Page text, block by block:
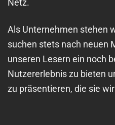
Netz.
Als Unternehmen stehen
suchen stets nach neuen
unseren Lesern ein noch
Nutzererlebnis zu bieten
zu präsentieren, die sie